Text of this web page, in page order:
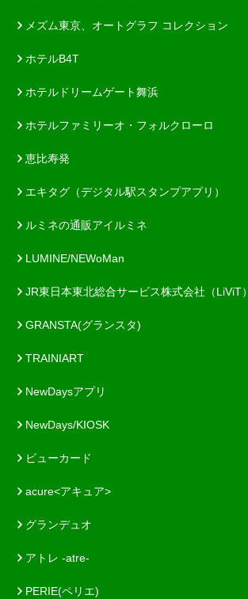
メズム東京、オートグラフ コレクション
ホテルB4T
ホテルドリームゲート舞浜
ホテルファミリーオ・フォルクローロ
恵比寿発
エキタグ（デジタル駅スタンプアプリ）
ルミネの通販アイルミネ
LUMINE/NEWoMan
JR東日本東北総合サービス株式会社（LiViT）
GRANSTA(グランスタ)
TRAINIART
NewDaysアプリ
NewDays/KIOSK
ビューカード
acure<アキュア>
グランデュオ
アトレ -atre-
PERIE(ペリエ)